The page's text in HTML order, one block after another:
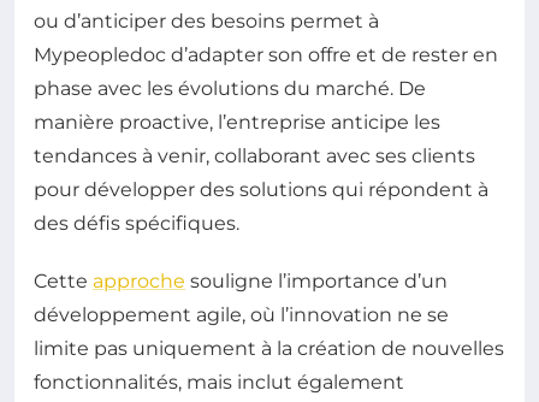
ou d’anticiper des besoins permet à
Mypeopledoc d’adapter son offre et de rester en
phase avec les évolutions du marché. De
manière proactive, l’entreprise anticipe les
tendances à venir, collaborant avec ses clients
pour développer des solutions qui répondent à
des défis spécifiques.
Cette approche souligne l’importance d’un
développement agile, où l’innovation ne se
limite pas uniquement à la création de nouvelles
fonctionnalités, mais inclut également